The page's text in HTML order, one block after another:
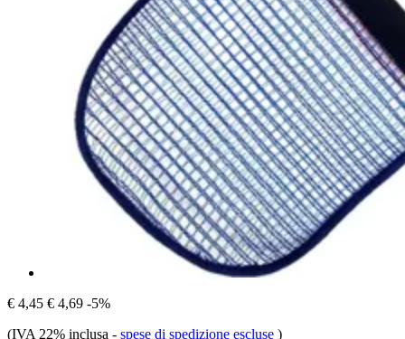
€ 4,45 € 4,69 -5%
(IVA 22% inclusa - spese di spedizione escluse )